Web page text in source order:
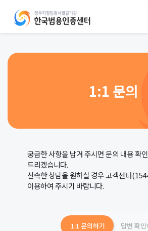
1:1 문의
궁금한 사항을 남겨 주시면 문의 내용 확
드리겠습니다.
신속한 상담을 원하실 경우 고객센터
이용하여 주시기 바랍니다.
1:1 문의하기 답변 확인